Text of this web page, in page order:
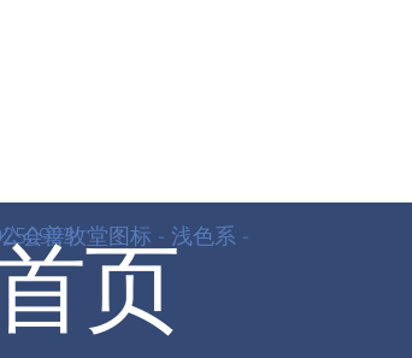
页